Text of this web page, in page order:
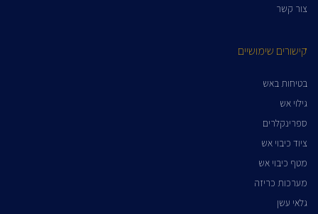
צור קשר
קישורים שימושיים
בטיחות באש
גילוי אש
ספרינקלרים
ציוד כיבוי אש
מטף כיבוי אש
מערכות כריזה
גלאי עשן